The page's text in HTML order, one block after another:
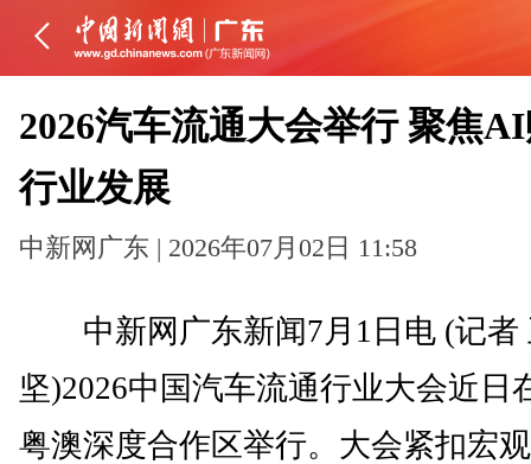
2026汽车流通大会举行 聚焦
行业发展
中新网广东 | 2026年07月02日 11:58
中新网广东新闻7月1日电 (记者
坚)2026中国汽车流通行业大会近日
粤澳深度合作区举行。大会紧扣宏